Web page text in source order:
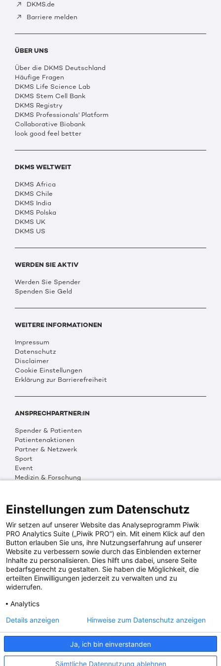
DKMS.de
Barriere melden
ÜBER UNS
Über die DKMS Deutschland
Häufige Fragen
DKMS Life Science Lab
DKMS Stem Cell Bank
DKMS Registry
DKMS Professionals' Platform
Collaborative Biobank
look good feel better
DKMS WELTWEIT
DKMS Africa
DKMS Chile
DKMS India
DKMS Polska
DKMS UK
DKMS US
WERDEN SIE AKTIV
Werden Sie Spender
Spenden Sie Geld
WEITERE INFORMATIONEN
Impressum
Datenschutz
Disclaimer
Cookie Einstellungen
Erklärung zur Barrierefreiheit
ANSPRECHPARTNER:IN
Spender & Patienten
Patientenaktionen
Partner & Netzwerk
Sport
Event
Medizin & Forschung
Multimedia
Social Media
PRESSEINFOS
Fotos & Media
Digitale Pressemappen
Patientenaktionen
DKMS SPENDENKONTO
DKMS Donor Center gGmbH
IBAN: DE64641500200000255556
BIC: SOLADES1TUB
Einstellungen zum Datenschutz
Wir setzen auf unserer Website das Analyseprogramm Piwik
PRO Analytics Suite („Piwik PRO“) ein. Mit einem Klick auf den
Button erlauben Sie uns, ihre Nutzungserfahrung auf unserer
Website zu verbessern sowie durch das Einblenden externer
Inhalte zu personalisieren. Dies hilft uns dabei, unsere Seite
bedarfsgerecht zu gestalten. Sie haben die Möglichkeit, die
erteilten Einwilligungen jederzeit zu verwalten und zu
widerrufen.
Analytics
Ja, ich bin einverstanden
Sämtliche Datennutzung ablehnen
Details anzeigen Hinweise zum Datenschutz anzeigen